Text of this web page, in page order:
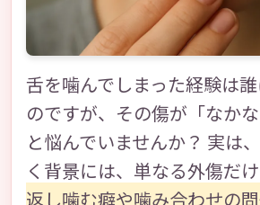
舌を噛んでしまった経験は
のですが、その傷が「なかな
と悩んでいませんか？ 実は
く背景には、単なる外傷だけ
返し噛む癖や噛み合わせの